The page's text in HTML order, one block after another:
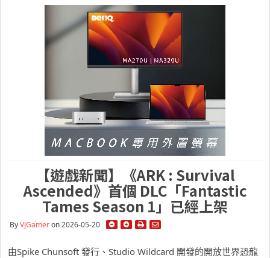
【遊戲新聞】《ARK : Survival
Ascended》首個 DLC「Fantastic
Tames Season 1」已經上架
ByVJGameron 2026-05-20
由Spike Chunsoft 發行、Studio Wildcard 開發的開放世界恐龍